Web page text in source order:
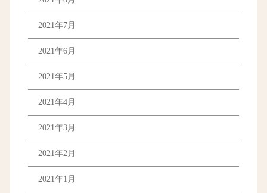
2021年7月
2021年6月
2021年5月
2021年4月
2021年3月
2021年2月
2021年1月